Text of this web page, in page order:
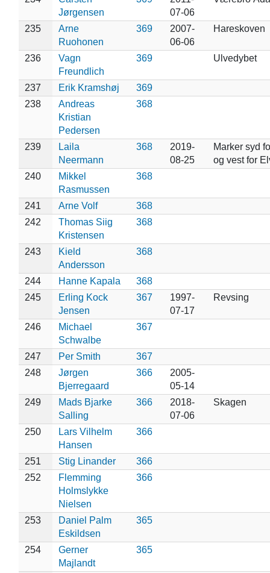
Jørgensen
07-06
235
Arne
Ruohonen
369
2007-
06-06
Hareskoven
236
Vagn
Freundlich
369 Ulvedybet
237 Erik Kramshøj
369
238
Andreas
Kristian
Pedersen
368
239
Laila
Neermann
368
2019-
08-25
Marker syd
og vest for
240
Mikkel
Rasmussen
368
241 Arne Volf
368
242
Thomas Siig
Kristensen
368
243
Kield
Andersson
368
244 Hanne Kapala
368
245
Erling Kock
Jensen
367
1997-
07-17
Revsing
246
Michael
Schwalbe
367
247 Per Smith
367
248
Jørgen
Bjerregaard
366
2005-
05-14
249
Mads Bjarke
Salling
366
2018-
07-06
Skagen
250
Lars Vilhelm
Hansen
366
251 Stig Linander
366
252
Flemming
Holmslykke
Nielsen
366
253
Daniel Palm
Eskildsen
365
254
Gerner
Majlandt
365